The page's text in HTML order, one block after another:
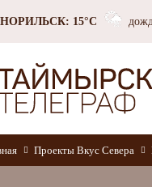
НОРИЛЬСК: 15°C
Проекты Вкус Севера